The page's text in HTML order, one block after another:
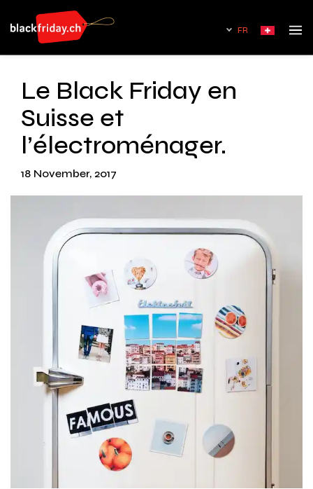
FR
Le Black Friday en
Suisse et
l’électroménager.
18 November, 2017